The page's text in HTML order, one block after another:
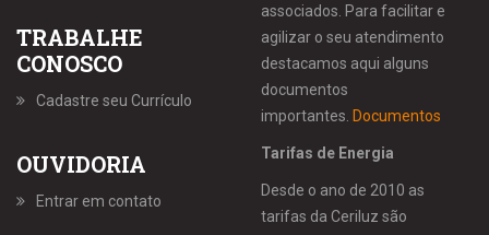
TRABALHE
CONOSCO
Cadastre seu Currículo
OUVIDORIA
Entrar em contato
associados. Para facilitar e
agilizar o seu atendimento
destacamos aqui alguns
documentos
importantes. Documentos
Tarifas de Energia
Desde o ano de 2010 as
tarifas da Ceriluz são